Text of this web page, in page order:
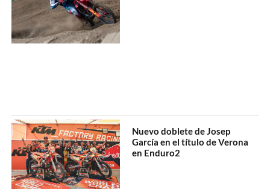
Nuevo doblete de Josep
García en el título de Verona
en Enduro2